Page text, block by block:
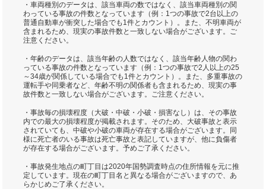
・車両種別のデータは、該当車両の数ではなく、該当車両種別の関
わっている事故の件数となっています（例：1つの事故で2台以上の
普通自動車が衝突した場合でも1件とカウント）。また、不明車両が
含まれるため、現実の事故件数と一致しない場合がございます。ご
注意ください。
・年齢のデータは、該当年齢の人数ではなく、該当年齢人物の関わ
っている事故の件数となっています（例：1つの事故で2人以上の25
～34歳が関係している場合でも1件とカウント）。また、多重事故の
運転手や同乗者など、年齢不明の関係者も含まれるため、現実の事
故件数と一致しない場合がございます。ご注意ください。
・事故毎の損壊程度（大破・中破・小破・損害なし）は、その事故
内での最大の損壊程度が掲載されます。そのため、大破事故と表示
されていても、中破や小破の車両が存在する場合がございます。同
様に死亡者のいる事故は死亡事故と表記していますが、他に負傷者
が存在する場合がございます。予めご了承ください。
・事故発生地点の町丁目は2020年国勢調査時点の住所情報を元に推
定しています。現在の町丁目名と異なる場合がございますので、あ
らかじめご了承ください。